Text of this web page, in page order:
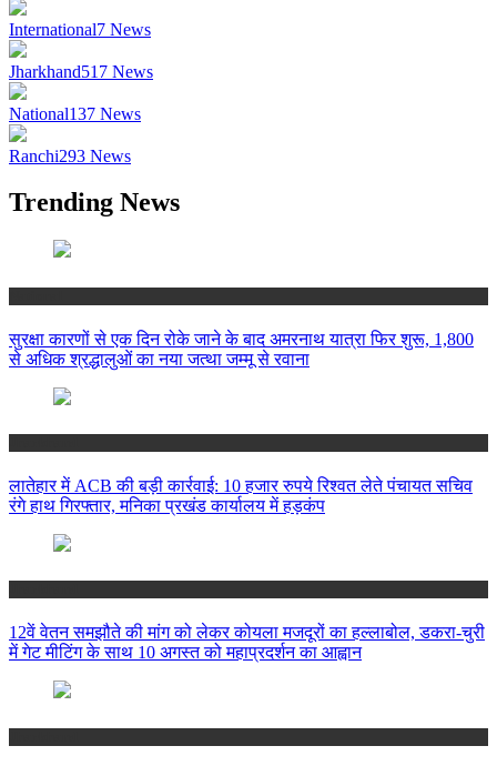
International7 News
Jharkhand517 News
National137 News
Ranchi293 News
Trending News
सुरक्षा कारणों से एक दिन रोके जाने के बाद अमरनाथ यात्रा फिर शुरू, 1,800
से अधिक श्रद्धालुओं का नया जत्था जम्मू से रवाना
लातेहार में ACB की बड़ी कार्रवाई: 10 हजार रुपये रिश्वत लेते पंचायत सचिव
रंगे हाथ गिरफ्तार, मनिका प्रखंड कार्यालय में हड़कंप
12वें वेतन समझौते की मांग को लेकर कोयला मजदूरों का हल्लाबोल, डकरा-चुरी
में गेट मीटिंग के साथ 10 अगस्त को महाप्रदर्शन का आह्वान